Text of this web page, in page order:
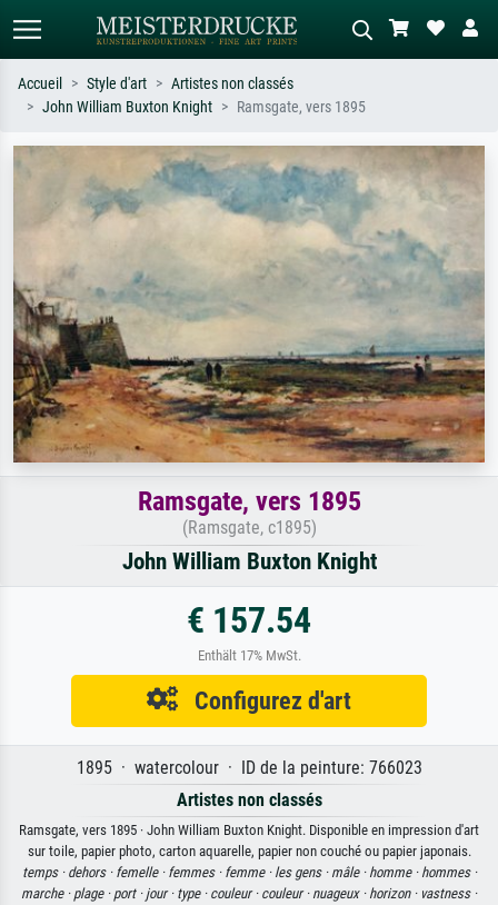
Recherchez par artiste, titre ou style –
ex. Monet, Nuit étoilée,
impressionnisme, vague de Hokusai,
Décrivez la scène – ex. prairie verte,
abstrait avec beaucoup de rouge,
tableau sombre, nu debout près d'un
arbre.
Accueil Style d'art
Artistes non classés
John William Buxton Knight
Ramsgate, vers 1895
Ramsgate, vers 1895
(Ramsgate, c1895)
John William Buxton Knight
€ 157.54
Enthält 17% MwSt.
Configurez d'art
1895 · watercolour · ID de la peinture: 766023
Artistes non classés
Ramsgate, vers 1895 · John William Buxton Knight. Disponible en impression d'art
sur toile, papier photo, carton aquarelle, papier non couché ou papier japonais.
temps · dehors · femelle · femmes · femme · les gens · mâle · homme · hommes ·
marche · plage · port · jour · type · couleur · couleur · nuageux · horizon · vastness ·